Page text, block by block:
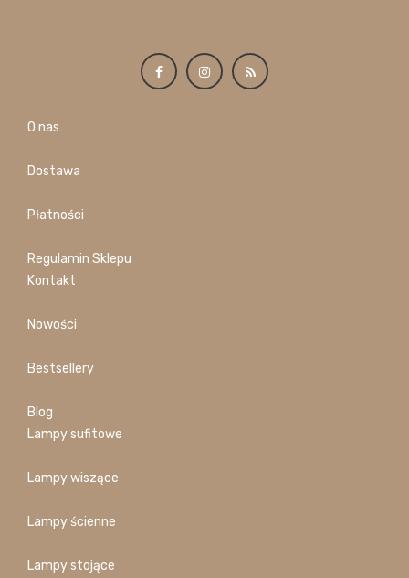
O nas
Dostawa
Płatności
Regulamin Sklepu
Kontakt
Nowości
Bestsellery
Blog
Lampy sufitowe
Lampy wiszące
Lampy ścienne
Lampy stojące